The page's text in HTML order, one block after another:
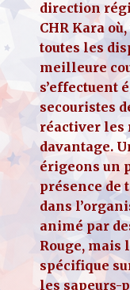
direction
CHR Kara
toutes les
meilleure
s’effectuent
secouristes
réactiver les
davantage.
érigeons un
présence de
dans
animé par
Rouge, mais
spécifique
les sapeurs-